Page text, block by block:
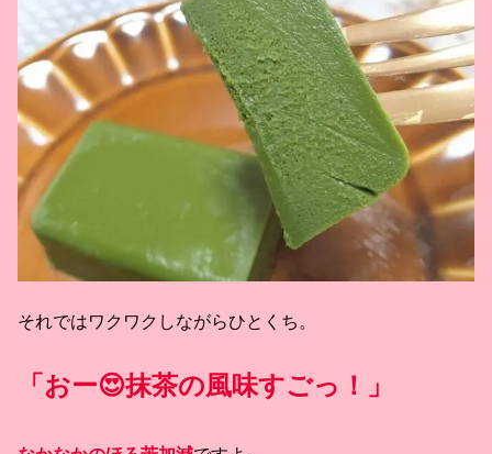
それではワクワクしながらひとくち。
「おー😍抹茶の風味すごっ！」